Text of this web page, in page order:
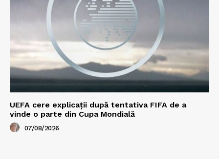
UEFA cere explicații după tentativa FIFA de a
vinde o parte din Cupa Mondială
07/08/2026